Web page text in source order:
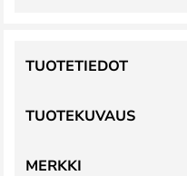
TUOTEKUVAUS
TUOTETIEDOT
MERKKI